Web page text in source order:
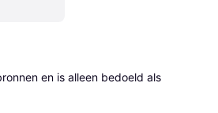
en is alleen bedoeld als